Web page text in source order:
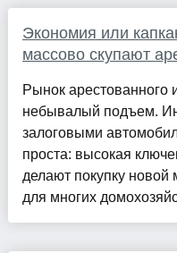
Экономия или
массово скупают
Рынок арестованного
небывалый подъем.
залоговыми
проста: высокая
делают покупку
для многих